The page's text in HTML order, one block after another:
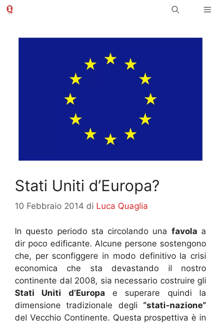
Vai
Stati Uniti d’Europa?
10 Febbraio 2014 di Luca Quaglia
In questo periodo sta circolando una favola a
dir poco edificante. Alcune persone sostengono
che, per sconfiggere in modo definitivo la crisi
economica che sta devastando il nostro
continente dal 2008, sia necessario costruire gli
Stati Uniti d’Europa e superare quindi la
dimensione tradizionale degli “stati-nazione”
del Vecchio Continente. Questa prospettiva è in